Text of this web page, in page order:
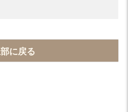
部に戻る